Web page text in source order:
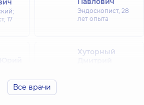
17
Эндоскопист, 28
лет опыта
Хуторный
Все врачи